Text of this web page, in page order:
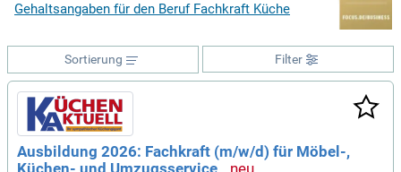
Gehaltsangaben für den Beruf Fachkraft Küche
Filter
Sortierung
Ausbildung 2026: Fachkraft (m/w/d) für Möbel-,